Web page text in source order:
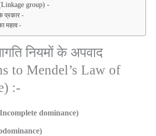
group) -
प्रकार -
महत्व -
नियमों के अपवाद
to Mendel’s Law of
:-
(Incomplete dominance)